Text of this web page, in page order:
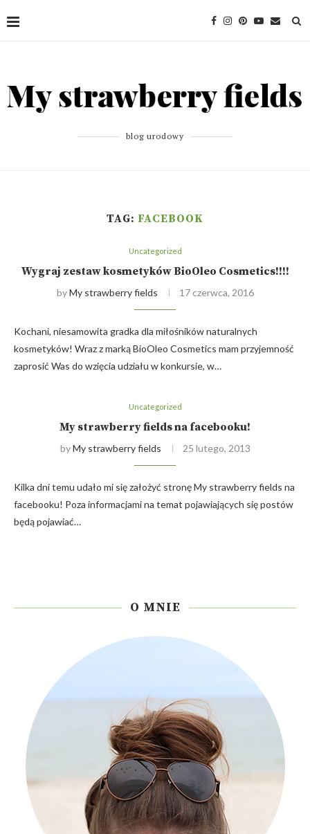
blog urodowy
TAG: FACEBOOK
Uncategorized
Wygraj zestaw kosmetyków BioOleo Cosmetics!!!!
byMy strawberry fields 17 czerwca, 2016
Kochani, niesamowita gradka dla miłośników naturalnych
kosmetyków! Wraz z marką BioOleo Cosmetics mam przyjemność
zaprosić Was do wzięcia udziału w konkursie, w…
Uncategorized
My strawberry fields na facebooku!
byMy strawberry fields 25 lutego, 2013
Kilka dni temu udało mi się założyć stronę My strawberry fields na
facebooku! Poza informacjami na temat pojawiających się postów
będą pojawiać…
O MNIE